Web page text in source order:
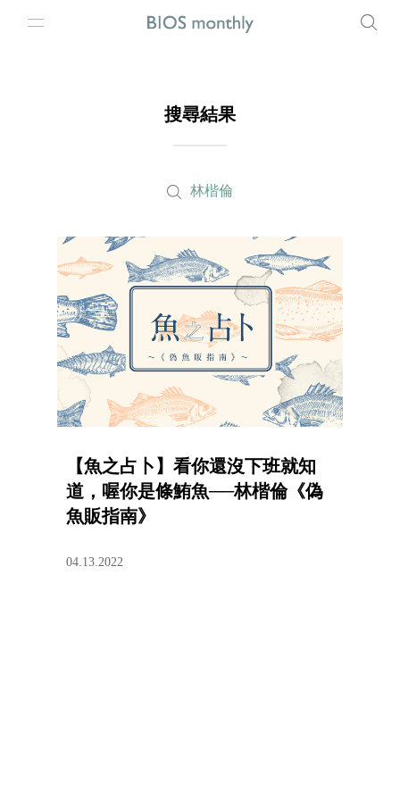
搜尋結果
林楷倫
【魚之占卜】看你還沒下班就知
道，喔你是條鮪魚──林楷倫《偽
魚販指南》
04.13.2022